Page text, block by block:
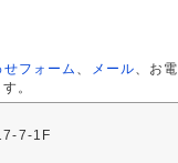
フォーム メール 、お電
。
7-1F